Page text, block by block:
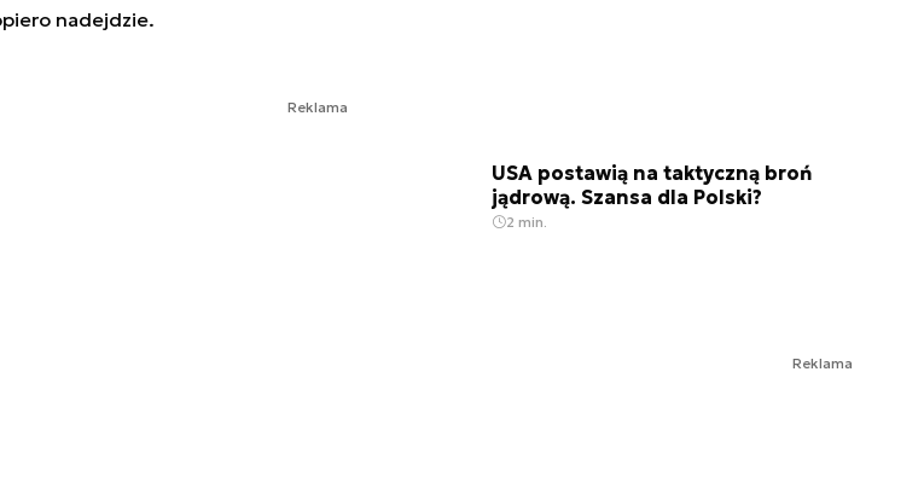
nadejdzie.
Reklama
USA postawią na taktyczną broń
jądrową. Szansa dla Polski?
2 min.
Reklama